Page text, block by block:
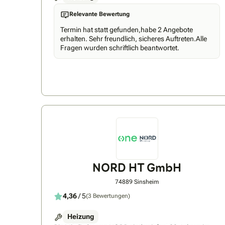
Relevante Bewertung
Termin hat statt gefunden,habe 2 Angebote
erhalten. Sehr freundlich, sicheres Auftreten.Alle
Fragen wurden schriftlich beantwortet.
NORD HT GmbH
74889 Sinsheim
4,36/ 5(3 Bewertungen)
Heizung